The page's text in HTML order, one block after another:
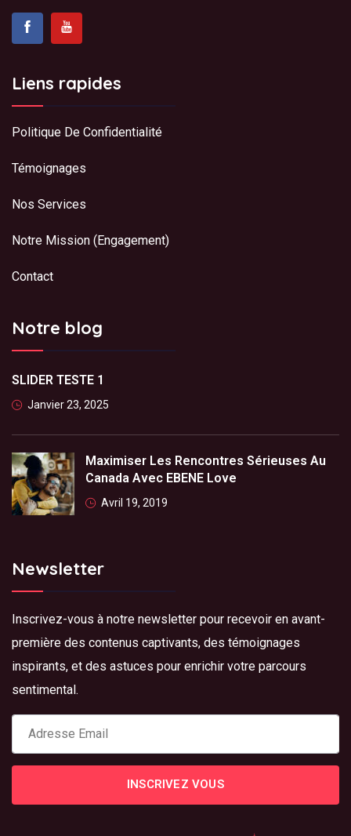
Liens rapides
Politique De Confidentialité
Témoignages
Nos Services
Notre Mission (Engagement)
Contact
Notre blog
SLIDER TESTE 1
Janvier 23, 2025
Maximiser Les Rencontres Sérieuses Au
Canada Avec EBENE Love
Avril 19, 2019
Newsletter
Inscrivez-vous à notre newsletter pour recevoir en avant-
première des contenus captivants, des témoignages
inspirants, et des astuces pour enrichir votre parcours
sentimental.